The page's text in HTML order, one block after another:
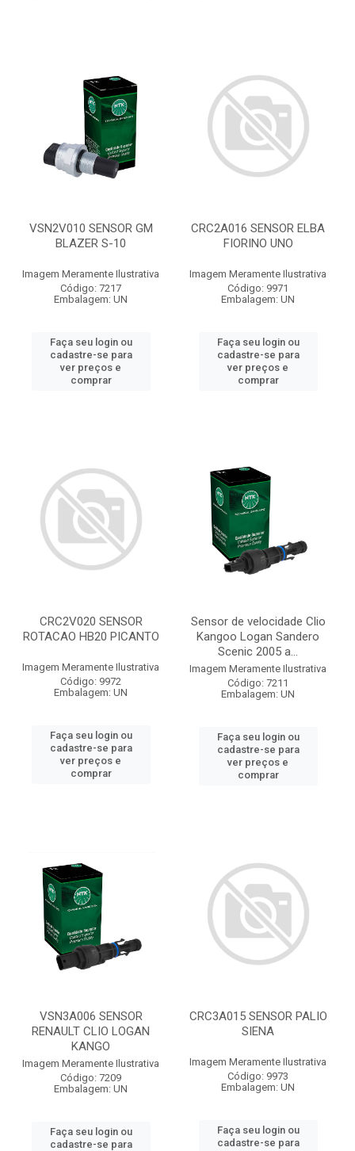
VSN2V010 SENSOR GM
BLAZER S-10
Imagem Meramente Ilustrativa
Código: 7217
Embalagem: UN
Faça seu login ou
cadastre-se para
ver preços e
comprar
CRC2A016 SENSOR ELBA
FIORINO UNO
Imagem Meramente Ilustrativa
Código: 9971
Embalagem: UN
Faça seu login ou
cadastre-se para
ver preços e
comprar
CRC2V020 SENSOR
ROTACAO HB20 PICANTO
Imagem Meramente Ilustrativa
Código: 9972
Embalagem: UN
Faça seu login ou
cadastre-se para
ver preços e
comprar
Sensor de velocidade Clio
Kangoo Logan Sandero
Scenic 2005 a...
Imagem Meramente Ilustrativa
Código: 7211
Embalagem: UN
Faça seu login ou
cadastre-se para
ver preços e
comprar
VSN3A006 SENSOR
RENAULT CLIO LOGAN
KANGO
Imagem Meramente Ilustrativa
Código: 7209
Embalagem: UN
Faça seu login ou
cadastre-se para
CRC3A015 SENSOR PALIO
SIENA
Imagem Meramente Ilustrativa
Código: 9973
Embalagem: UN
Faça seu login ou
cadastre-se para